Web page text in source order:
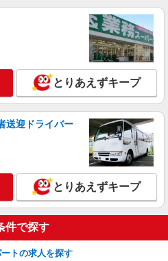
とりあえずキープ
送迎ドライバー
とりあえずキープ
件で探す
トの求人を探す